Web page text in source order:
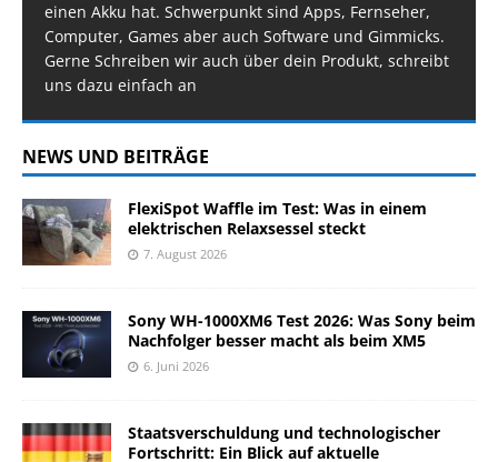
einen Akku hat. Schwerpunkt sind Apps, Fernseher,
Computer, Games aber auch Software und Gimmicks.
Gerne Schreiben wir auch über dein Produkt, schreibt
uns dazu einfach an
NEWS UND BEITRÄGE
FlexiSpot Waffle im Test: Was in einem
elektrischen Relaxsessel steckt
7. August 2026
Sony WH-1000XM6 Test 2026: Was Sony beim
Nachfolger besser macht als beim XM5
6. Juni 2026
Staatsverschuldung und technologischer
Fortschritt: Ein Blick auf aktuelle